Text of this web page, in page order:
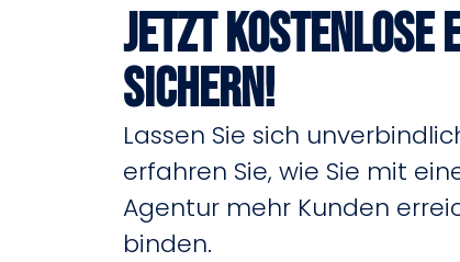
Jetzt kostenlose
sichern!
Lassen Sie sich
erfahren Sie, wie Sie mit
Agentur mehr Kunden
binden.